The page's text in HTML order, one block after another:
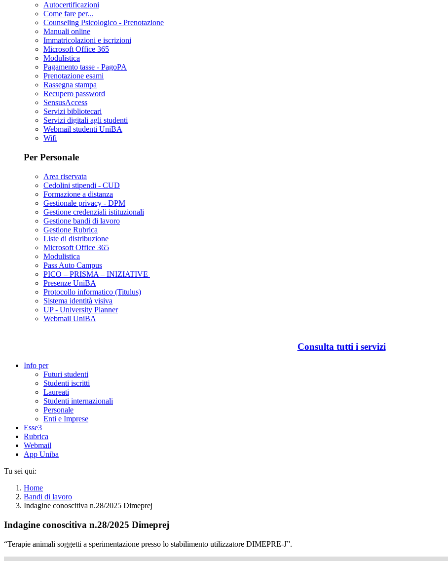
Autocertificazioni
Come fare per...
Counseling Psicologico - Prenotazione
Manuali online
Immatricolazioni e iscrizioni
Microsoft Office 365
Modulistica
Pagamento tasse - PagoPA
Prenotazione esami
Rassegna stampa
Recupero password
SensusAccess
Servizi bibliotecari
Servizi digitali agli studenti
Webmail studenti UniBA
Wifi
Per Personale
Area riservata
Cedolini stipendi - CUD
Formazione a distanza
Gestionale privacy - DPM
Gestione credenziali istituzionali
Gestione bandi di lavoro
Gestione Rubrica
Liste di distribuzione
Microsoft Office 365
Modulistica
Pass Auto Campus
PICO – PRISMA – INIZIATIVE
Presenze UniBA
Protocollo informatico (Titulus)
Sistema identità visiva
UP - University Planner
Webmail UniBA
Consulta tutti i servizi
Info per
Futuri studenti
Studenti iscritti
Laureati
Studenti internazionali
Personale
Enti e Imprese
Esse3
Rubrica
Webmail
App Uniba
Tu sei qui:
Home
Bandi di lavoro
Indagine conoscitiva n.28/2025 Dimeprej
Indagine conoscitiva n.28/2025 Dimeprej
“Terapie animali soggetti a sperimentazione presso lo stabilimento utilizzatore DIMEPRE-J”.